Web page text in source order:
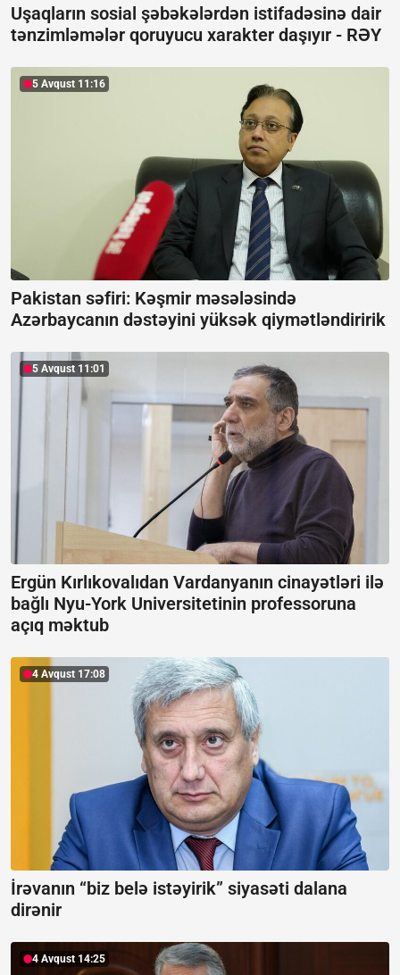
Uşaqların sosial şəbəkələrdən istifadəsinə dair
tənzimləmələr qoruyucu xarakter daşıyır - RƏY
5 Avqust 11:16
Pakistan səfiri: Kəşmir məsələsində
Azərbaycanın dəstəyini yüksək qiymətləndiririk
5 Avqust 11:01
Ergün Kırlıkovalıdan Vardanyanın cinayətləri ilə
bağlı Nyu-York Universitetinin professoruna
açıq məktub
4 Avqust 17:08
İrəvanın “biz belə istəyirik” siyasəti dalana
dirənir
4 Avqust 14:25